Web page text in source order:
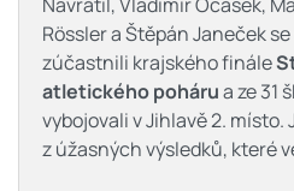
Rössler a Štěpán Janeček
zúčastnili krajského finále
atletického pohárua ze 31
vybojovali v Jihlavě 2. místo.
z úžasných výsledků, které